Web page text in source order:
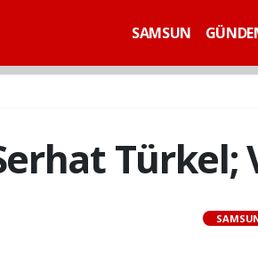
SAMSUN
Türkel;